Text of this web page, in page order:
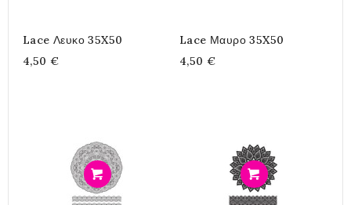
Lace Λευκο 35X50
4,50 €
Lace Μαυρο 35X50
4,50 €